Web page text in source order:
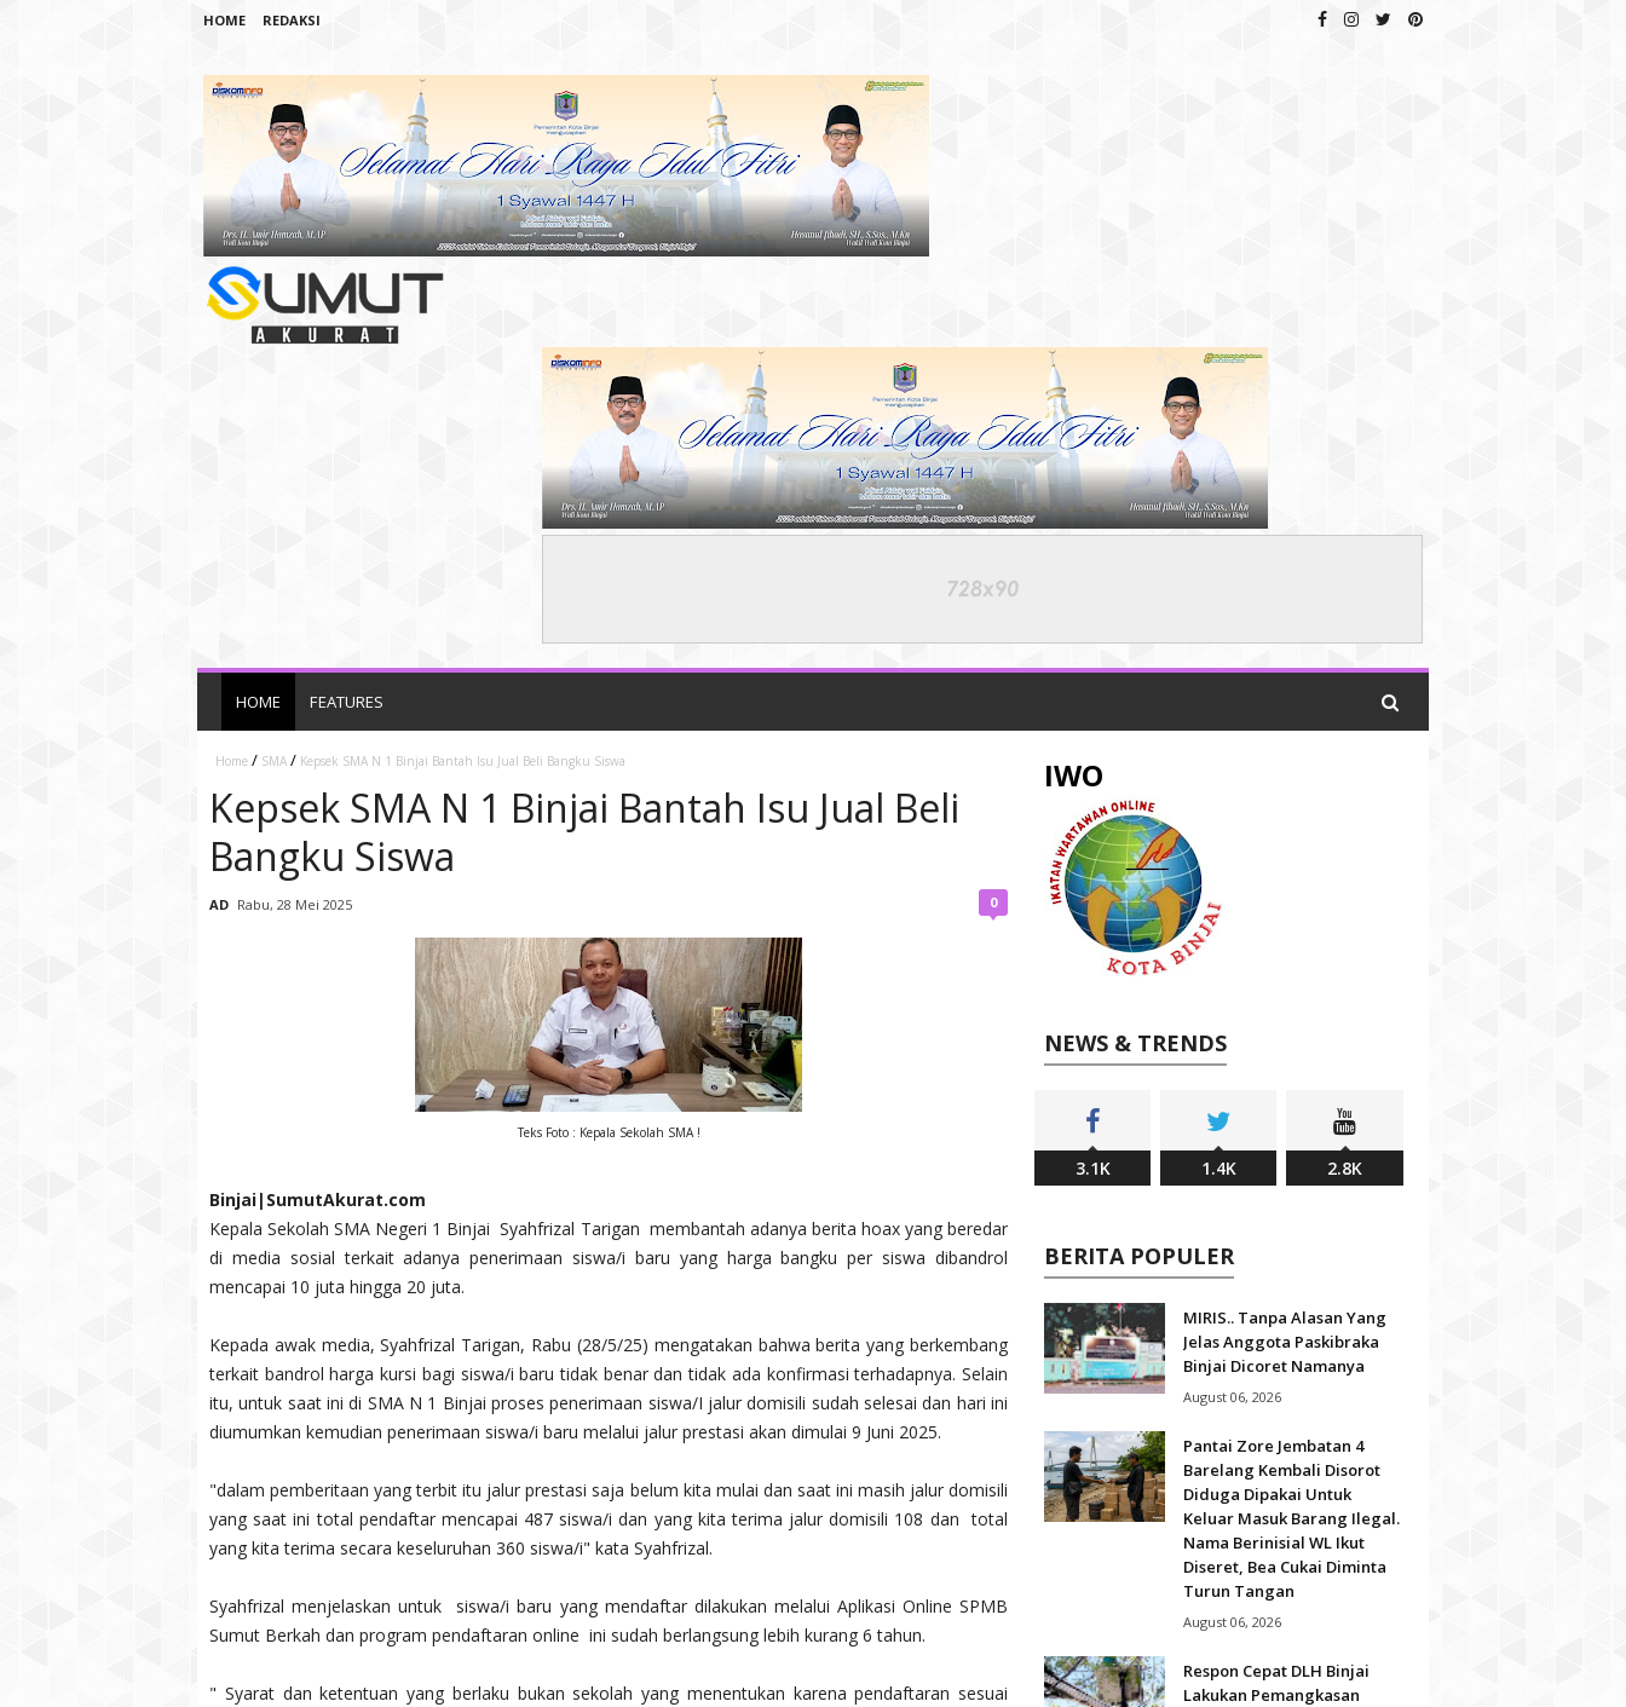
HOME REDAKSI
HOME FEATURES
Home / SMA / Kepsek SMA N 1 Binjai Bantah Isu Jual Beli Bangku Siswa
Kepsek SMA N 1 Binjai Bantah Isu Jual Beli
Bangku Siswa
AD Rabu, 28 Mei 2025 0
Teks Foto : Kepala Sekolah SMA !
Binjai|SumutAkurat.com
Kepala Sekolah SMA Negeri 1 Binjai Syahfrizal Tarigan membantah adanya berita hoax yang beredar
di media sosial terkait adanya penerimaan siswa/i baru yang harga bangku per siswa dibandrol
mencapai 10 juta hingga 20 juta.
Kepada awak media, Syahfrizal Tarigan, Rabu (28/5/25) mengatakan bahwa berita yang berkembang
terkait bandrol harga kursi bagi siswa/i baru tidak benar dan tidak ada konfirmasi terhadapnya. Selain
itu, untuk saat ini di SMA N 1 Binjai proses penerimaan siswa/I jalur domisili sudah selesai dan hari ini
diumumkan kemudian penerimaan siswa/i baru melalui jalur prestasi akan dimulai 9 Juni 2025.
"dalam pemberitaan yang terbit itu jalur prestasi saja belum kita mulai dan saat ini masih jalur domisili
yang saat ini total pendaftar mencapai 487 siswa/i dan yang kita terima jalur domisili 108 dan total
yang kita terima secara keseluruhan 360 siswa/i" kata Syahfrizal.
Syahfrizal menjelaskan untuk siswa/i baru yang mendaftar dilakukan melalui Aplikasi Online SPMB
Sumut Berkah dan program pendaftaran online ini sudah berlangsung lebih kurang 6 tahun.
" Syarat dan ketentuan yang berlaku bukan sekolah yang menentukan karena pendaftaran sesuai
IWO
NEWS & TRENDS
3.1K 1.4K 2.8K
BERITA POPULER
MIRIS.. Tanpa Alasan Yang
Jelas Anggota Paskibraka
Binjai Dicoret Namanya
August 06, 2026
Pantai Zore Jembatan 4
Barelang Kembali Disorot
Diduga Dipakai Untuk
Keluar Masuk Barang Ilegal.
Nama Berinisial WL Ikut
Diseret, Bea Cukai Diminta
Turun Tangan
August 06, 2026
Respon Cepat DLH Binjai
Lakukan Pemangkasan